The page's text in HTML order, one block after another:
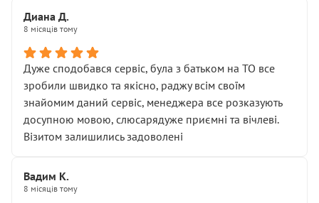
Диана Д.
8 місяців тому
Дуже сподобався сервіс, була з батьком на ТО все
зробили швидко та якісно, раджу всім своїм
знайомим даний сервіс, менеджера все розказують
досупною мовою, слюсарядуже приємні та вічлеві.
Візитом залишились задоволені
Вадим К.
8 місяців тому